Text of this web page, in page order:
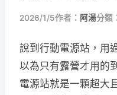
2026/1/5作者： 阿湯分類
說到行動電源站，用
以為只有露營才用的
電源站就是一顆超大